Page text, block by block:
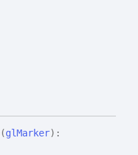
(glMarker) :